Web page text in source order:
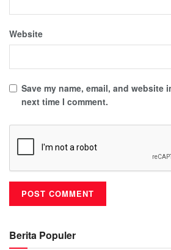
Website
Save my name, email, and website
next time I comment.
Berita Populer